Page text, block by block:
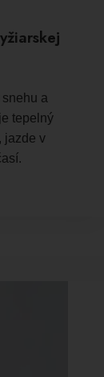
a
tepelný
jazde v